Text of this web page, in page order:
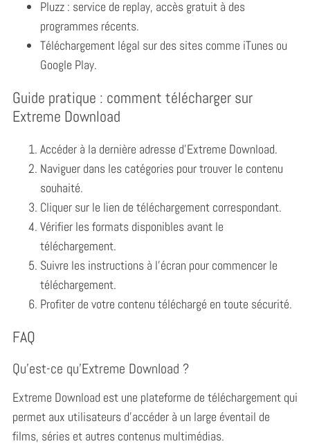
Pluzz : service de replay, accès gratuit à des
programmes récents.
Téléchargement légal sur des sites comme iTunes ou
Google Play.
Guide pratique : comment télécharger sur
Extreme Download
Accéder à la dernière adresse d’Extreme Download.
Naviguer dans les catégories pour trouver le contenu
souhaité.
Cliquer sur le lien de téléchargement correspondant.
Vérifier les formats disponibles avant le
téléchargement.
Suivre les instructions à l’écran pour commencer le
téléchargement.
Profiter de votre contenu téléchargé en toute sécurité.
FAQ
Qu’est-ce qu’Extreme Download ?
Extreme Download est une plateforme de téléchargement qui
permet aux utilisateurs d’accéder à un large éventail de
films, séries et autres contenus multimédias.